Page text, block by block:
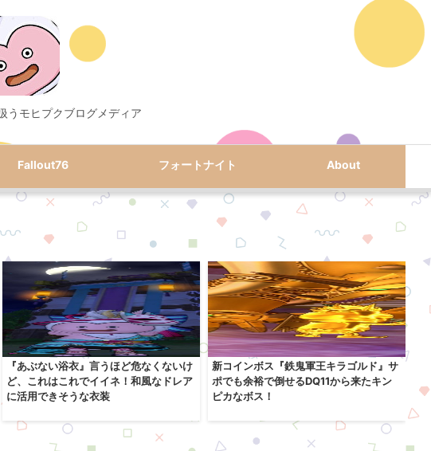
うモヒプクブログメディア
Fallout76 フォートナイト About
『あぶない浴衣』言うほど危なくないけ
ど、これはこれでイイネ！和風なドレア
に活用できそうな衣装
新コインボス『鉄鬼軍王キラゴルド』サ
ポでも余裕で倒せるDQ11から来たキン
ピカなボス！